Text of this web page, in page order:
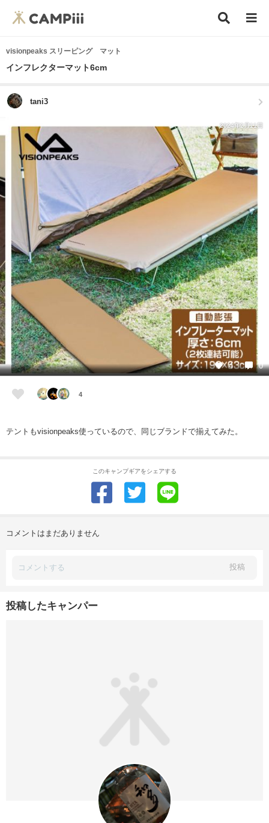
visionpeaks スリーピング マット
インフレクターマット6cm
tani3
2024年2月11日
4 0
4
テントもvisionpeaks使っているので、同じブランドで揃えてみた。
このキャンプギアをシェアする
コメントはまだありません
投稿
投稿したキャンパー